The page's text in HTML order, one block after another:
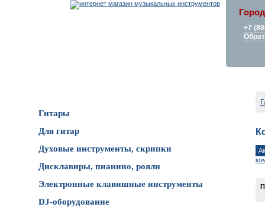
+7
Гитары
Для гитар
Духовые инструменты, скрипки
Дисклавиры, пианино, рояли
Электронные клавишные инструменты
DJ-оборудование